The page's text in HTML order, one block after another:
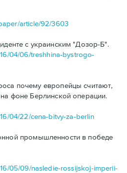
article/92/3603
с украинским "Дозор-Б".
04/06/treshhina-bystrogo-
почему европейцы считают,
фоне Берлинской операции.
04/22/cena-bitvy-za-berlin
промышленности в победе
05/09/nasledie-rossijskoj-imperii-